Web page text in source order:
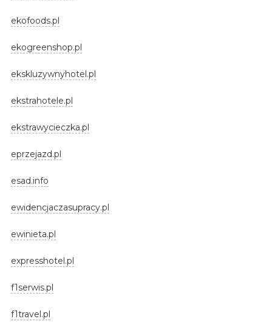
ekofoods.pl
ekogreenshop.pl
ekskluzywnyhotel.pl
ekstrahotele.pl
ekstrawycieczka.pl
eprzejazd.pl
esad.info
ewidencjaczasupracy.pl
ewinieta.pl
expresshotel.pl
f1serwis.pl
f1travel.pl